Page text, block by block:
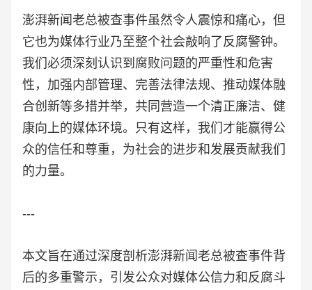
澎湃新闻老总被查事件虽然令人震惊和痛心，但
它也为媒体行业乃至整个社会敲响了反腐警钟。
我们必须深刻认识到腐败问题的严重性和危害
性，加强内部管理、完善法律法规、推动媒体融
合创新等多措并举，共同营造一个清正廉洁、健
康向上的媒体环境。只有这样，我们才能赢得公
众的信任和尊重，为社会的进步和发展贡献我们
的力量。
---
本文旨在通过深度剖析澎湃新闻老总被查事件背
后的多重警示，引发公众对媒体公信力和反腐斗